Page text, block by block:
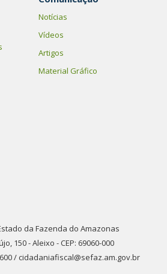
Notícias
Vídeos
Artigos
Material Gráfico
da Fazenda do Amazonas
150 - Aleixo - CEP: 69060-000
/ cidadaniafiscal@sefaz.am.gov.br